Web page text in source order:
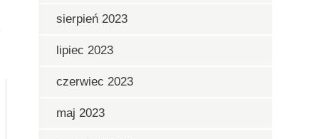
sierpień 2023
lipiec 2023
czerwiec 2023
maj 2023